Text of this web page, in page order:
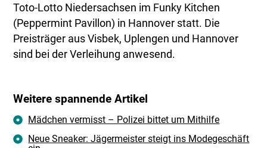
Toto-Lotto Niedersachsen im Funky Kitchen
(Peppermint Pavillon) in Hannover statt. Die
Preisträger aus Visbek, Uplengen und Hannover
sind bei der Verleihung anwesend.
Weitere spannende Artikel
Mädchen vermisst – Polizei bittet um Mithilfe
Neue Sneaker: Jägermeister steigt ins Modegeschäft